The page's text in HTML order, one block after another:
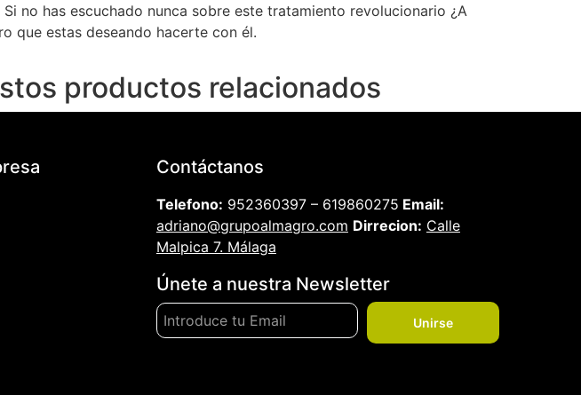
no has escuchado nunca sobre este tratamiento revolucionario ¿A
que estas deseando hacerte con él.
productos relacionados
Contáctanos
Telefono: 952360397 – 619860275 Email:
adriano@grupoalmagro.com Dirrecion: Calle
Malpica 7. Málaga
Únete a nuestra Newsletter
Unirse